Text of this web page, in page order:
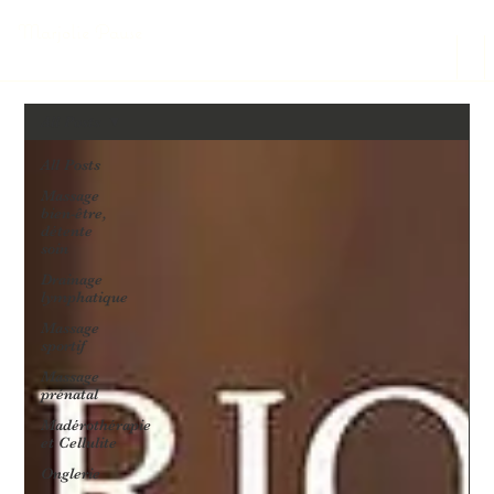
All Posts
Massage
bien-être,
détente
Drainage
lymphatique
Massage
sportif
Massage
prénatal
Madérothérapie
et Cellulite
Onglerie